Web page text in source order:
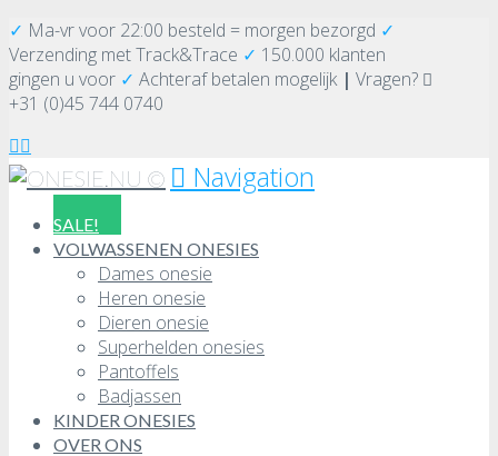
✓ Ma-vr voor 22:00 besteld = morgen bezorgd ✓
Verzending met Track&Trace ✓ 150.000 klanten
gingen u voor ✓ Achteraf betalen mogelijk | Vragen?
+31 (0)45 744 0740
Navigation
SALE!
VOLWASSENEN ONESIES
Dames onesie
Heren onesie
Dieren onesie
Superhelden onesies
Pantoffels
Badjassen
KINDER ONESIES
OVER ONS